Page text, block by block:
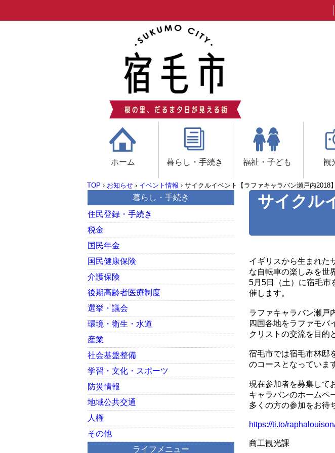
ホーム 暮らし・手続き 福祉・子ども 観
TOP › お知らせ › イベント情報 › サイクルイベント【ラファキャラバン瀬戸内2018
サイクル
イギリスから生まれた
な自転車の楽しみを世
5月5日（土）に宿毛市
催します。
ラファキャラバン瀬戸
四国各地をラファモバ
クリストの交流を目的
宿毛市では宿毛市林邸
のコースとなっていま
現在参加者を募集して
キャラバンのホームペ
多くの方の参加をお待
https://ti.to/
商工観光課
暮らし・手続き
住民登録・手続き
税金
国民年金
国民健康保険
介護保険
後期高齢者医療制度
選挙・議会
環境・衛生・水道
産業
社会基盤整備
学習・文化・スポーツ
防災情報
地域公共交通
人権
その他
ライフメニュー